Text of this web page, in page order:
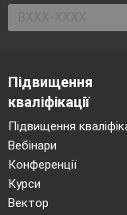
Підвищення
кваліфікації
Підвищення
Вебінари
Конференції
Курси
Вектор